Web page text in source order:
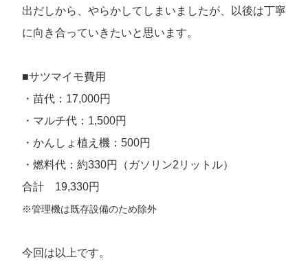
出だしから、やらかしてしまいましたが、以後は丁寧
に向き合っていきたいと思います。
■サツマイモ費用
・苗代：17,000円
・マルチ代：1,500円
・かんしょ植え機：500円
・燃料代：約330円（ガソリン2リットル）
合計 19,330円
※管理機は既存設備のため除外
今回は以上です。